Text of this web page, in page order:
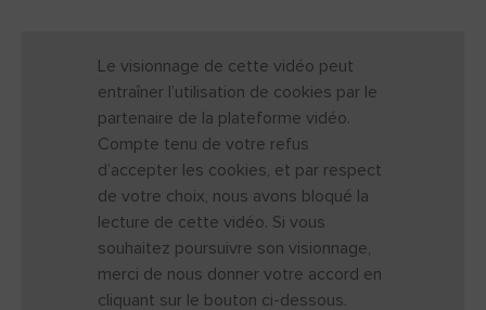
Le visionnage de cette vidéo peut
entraîner l’utilisation de cookies par le
partenaire de la plateforme vidéo.
Compte tenu de votre refus
d’accepter les cookies, et par respect
de votre choix, nous avons bloqué la
lecture de cette vidéo. Si vous
souhaitez poursuivre son visionnage,
merci de nous donner votre accord en
cliquant sur le bouton ci-dessous.